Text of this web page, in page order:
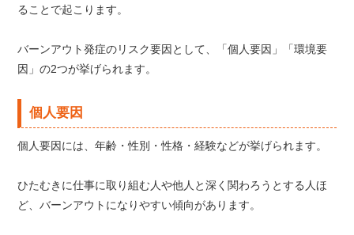
ることで起こります。
バーンアウト発症のリスク要因として、「個人要因」「環境要
因」の2つが挙げられます。
個人要因
個人要因には、年齢・性別・性格・経験などが挙げられます。
ひたむきに仕事に取り組む人や他人と深く関わろうとする人ほ
ど、バーンアウトになりやすい傾向があります。